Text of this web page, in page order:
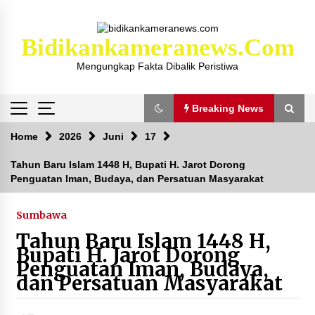
Bidikankameranews.com
Mengungkap Fakta Dibalik Peristiwa
Breaking News
Breaking News
Kejaksaan KSB Mulai Lidik Mafia Tanah Desa
Sekongkang Bawah
2 tahun ago
Laporan Dugaan Pencabulan di Desa Sepayung
Kec. Plampang, Polres Sumbawa Pastikan
Proses Penyelidikan Berjalan Maksimal
4 minggu ago
Home 2026 Juni 17
Tahun Baru Islam 1448 H, Bupati H. Jarot Dorong
Penguatan Iman, Budaya, dan Persatuan Masyarakat
Sumbawa
Tahun Baru Islam 1448 H,
Bupati H. Jarot Dorong
Penguatan Iman, Budaya,
dan Persatuan Masyarakat